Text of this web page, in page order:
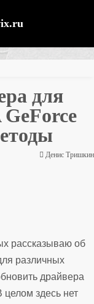
для
Денис Тришкин
рассказываю об
различных
драйвера
здесь нет